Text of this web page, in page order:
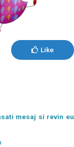
Like
mesaj si revin eu